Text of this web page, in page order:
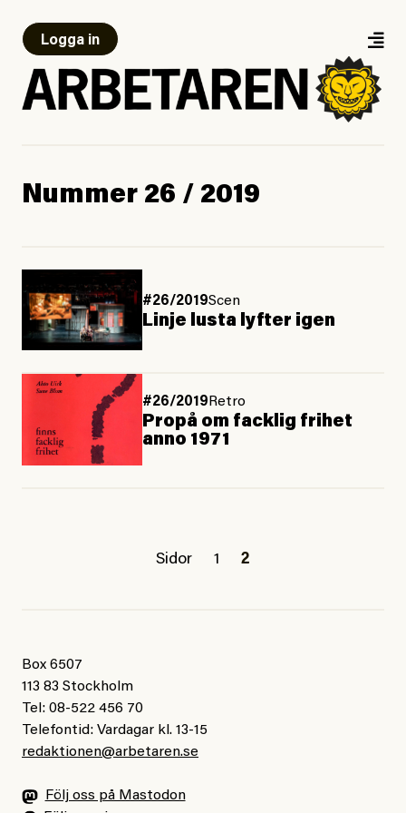
Logga in
Nummer 26 / 2019
#26/2019Scen
Linje lusta lyfter igen
#26/2019 Retro
Propå om facklig frihet
anno 1971
Sidor 1 2
Box 6507
113 83 Stockholm
Tel: 08-522 456 70
Telefontid: Vardagar kl. 13-15
redaktionen@arbetaren.se
Följ oss på Mastodon